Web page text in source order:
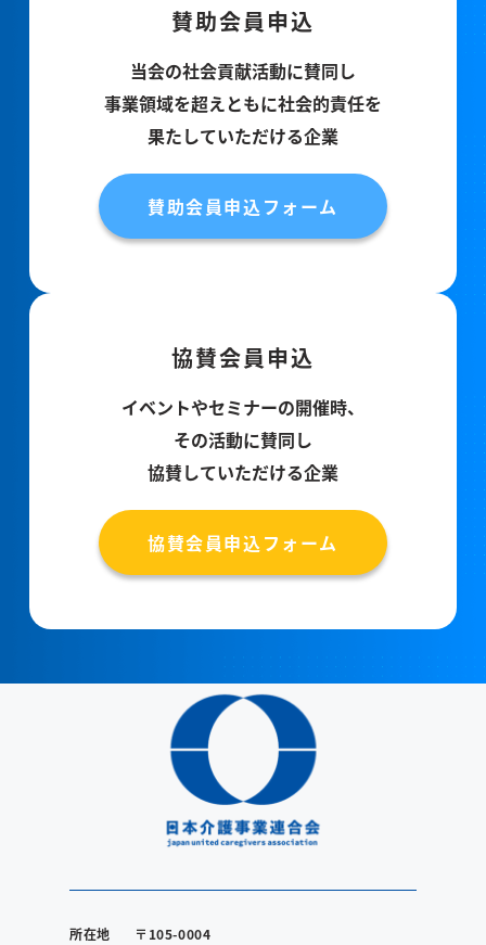
賛助会員申込
当会の社会貢献活動に賛同し
事業領域を超えともに社会的責任を
果たしていただける企業
賛助会員申込フォーム
協賛会員申込
イベントやセミナーの開催時、
その活動に賛同し
協賛していただける企業
協賛会員申込フォーム
所在地
〒105-0004